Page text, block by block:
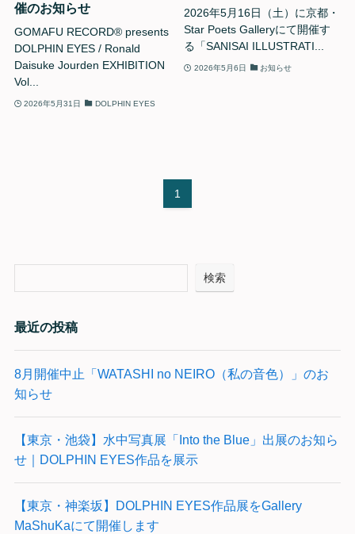
催のお知らせ
GOMAFU RECORD®︎ presents
DOLPHIN EYES / Ronald
Daisuke Jourden EXHIBITION
Vol...
2026年5月31日 DOLPHIN EYES
2026年5月16日（土）に京都・
Star Poets Galleryにて開催す
る「SANISAI ILLUSTRATI...
2026年5月6日 お知らせ
1
検索
最近の投稿
8月開催中止「WATASHI no NEIRO（私の音色）」のお
知らせ
【東京・池袋】水中写真展「Into the Blue」出展のお知ら
せ｜DOLPHIN EYES作品を展示
【東京・神楽坂】DOLPHIN EYES作品展をGallery
MaShuKaにて開催します